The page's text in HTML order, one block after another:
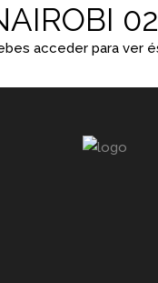
acceder para ver